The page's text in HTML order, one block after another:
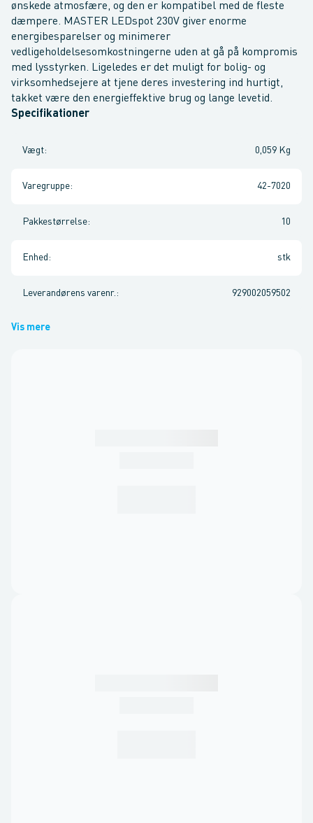
ønskede atmosfære, og den er kompatibel med de fleste
dæmpere. MASTER LEDspot 230V giver enorme
energibesparelser og minimerer
vedligeholdelsesomkostningerne uden at gå på kompromis
med lysstyrken. Ligeledes er det muligt for bolig- og
virksomhedsejere at tjene deres investering ind hurtigt,
takket være den energieffektive brug og lange levetid.
Specifikationer
Vægt: 0,059 Kg
Varegruppe: 42-7020
Pakkestørrelse: 10
Enhed : stk
Leverandørens varenr. : 929002059502
Vis mere